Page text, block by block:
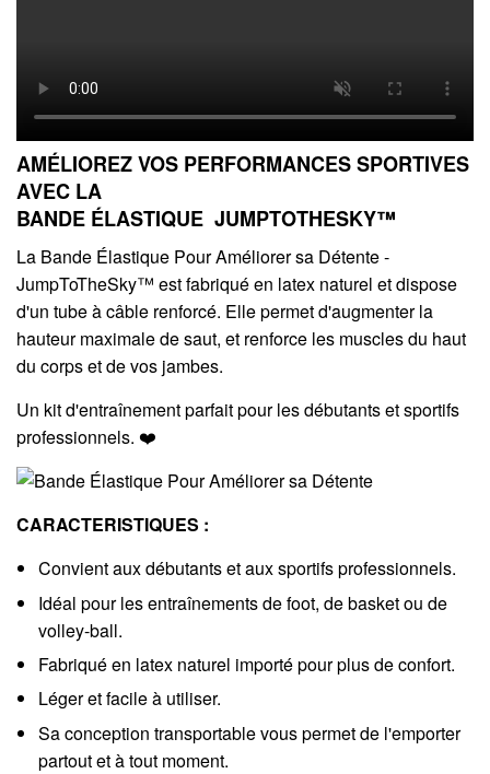
AMÉLIOREZ VOS PERFORMANCES SPORTIVES
AVEC LA
BANDE ÉLASTIQUE JUMPTOTHESKY™
La Bande Élastique Pour Améliorer sa Détente -
JumpToTheSky™ est fabriqué en latex naturel et dispose
d'un tube à câble renforcé. Elle permet d'augmenter la
hauteur maximale de saut, et renforce les muscles du haut
du corps et de vos jambes.
Un kit d'entraînement parfait pour les débutants et sportifs
professionnels. ❤️
CARACTERISTIQUES :
Convient aux débutants et aux sportifs professionnels.
Idéal pour les entraînements de foot, de basket ou de
volley-ball.
Fabriqué en latex naturel importé pour plus de confort.
Léger et facile à utiliser.
Sa conception transportable vous permet de l'emporter
partout et à tout moment.